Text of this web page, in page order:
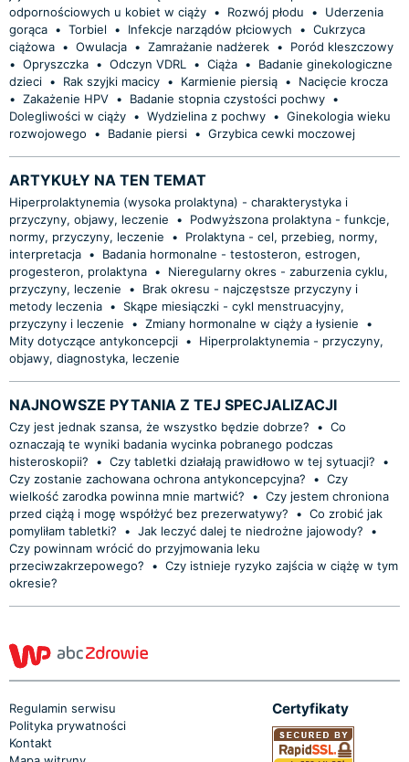
odpornościowych u kobiet w ciąży • Rozwój płodu •
Uderzenia
gorąca • Torbiel • Infekcje narządów płciowych • Cukrzyca
ciążowa • Owulacja • Zamrażanie nadżerek •
Poród kleszczowy
• Opryszczka • Odczyn VDRL • Ciąża •
Badanie ginekologiczne
dzieci • Rak szyjki macicy • Karmienie piersią •
Nacięcie krocza
• Zakażenie HPV • Badanie stopnia czystości pochwy •
Dolegliwości w ciąży • Wydzielina z pochwy • Ginekologia wieku
rozwojowego
• Badanie piersi • Grzybica cewki moczowej
ARTYKUŁY NA TEN TEMAT
Hiperprolaktynemia (wysoka prolaktyna) - charakterystyka i
przyczyny, objawy, leczenie
•
Podwyższona prolaktyna - funkcje,
normy, przyczyny, leczenie
•
Prolaktyna - cel, przebieg, normy,
interpretacja •
Badania hormonalne - testosteron, estrogen,
progesteron, prolaktyna •
Nieregularny okres - zaburzenia cyklu,
przyczyny, leczenie
•
Brak okresu - najczęstsze przyczyny i
metody leczenia •
Skąpe miesiączki - cykl menstruacyjny,
przyczyny i leczenie
• Zmiany hormonalne w ciąży a łysienie
•
Mity dotyczące antykoncepcji •
Hiperprolaktynemia - przyczyny,
objawy, diagnostyka, leczenie
NAJNOWSZE PYTANIA Z TEJ SPECJALIZACJI
Czy jest jednak szansa, że wszystko będzie dobrze? • Co
oznaczają te wyniki badania wycinka pobranego podczas
histeroskopii?
• Czy tabletki działają prawidłowo w tej sytuacji?
•
Czy zostanie zachowana ochrona antykoncepcyjna?
• Czy
wielkość zarodka powinna mnie martwić?
• Czy jestem chroniona
przed ciążą i mogę współżyć bez prezerwatywy?
• Co zrobić jak
pomyliłam tabletki?
• Jak leczyć dalej te niedrożne jajowody?
•
Czy powinnam wrócić do przyjmowania leku
przeciwzakrzepowego?
• Czy istnieje ryzyko zajścia w ciążę w tym
okresie?
Regulamin serwisu
Polityka prywatności
Kontakt
Certyfikaty